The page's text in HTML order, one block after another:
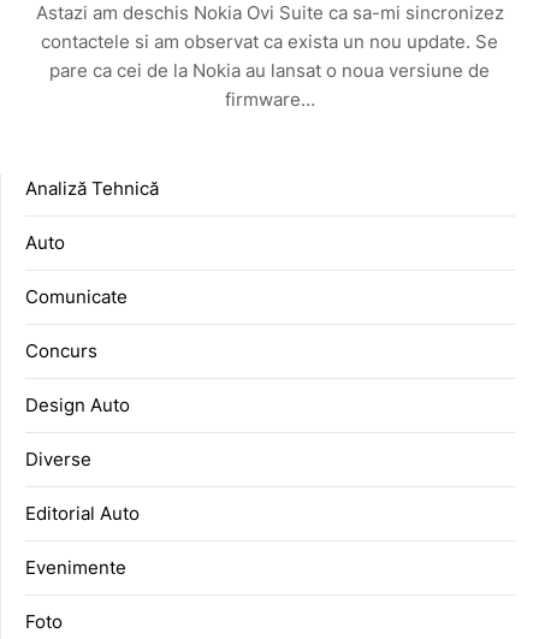
Astazi am deschis Nokia Ovi Suite ca sa-mi sincronizez
contactele si am observat ca exista un nou update. Se
pare ca cei de la Nokia au lansat o noua versiune de
firmware…
Analiză Tehnică
Auto
Comunicate
Concurs
Design Auto
Diverse
Editorial Auto
Evenimente
Foto